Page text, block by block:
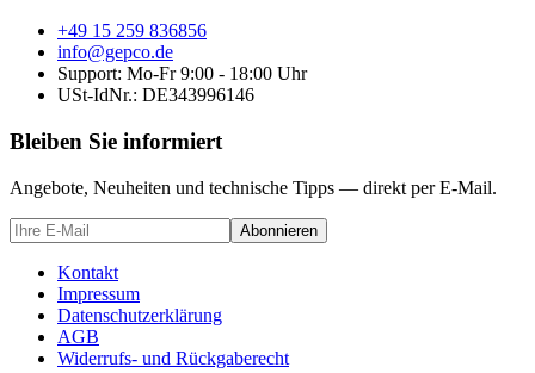
+49 15 259 836856
info@gepco.de
Support: Mo-Fr 9:00 - 18:00 Uhr
USt-IdNr.: DE343996146
Bleiben Sie informiert
Angebote, Neuheiten und technische Tipps — direkt per E-Mail.
Abonnieren
Kontakt
Impressum
Datenschutzerklärung
AGB
Widerrufs- und Rückgaberecht